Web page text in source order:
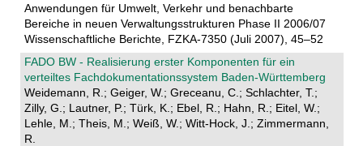
Anwendungen für Umwelt, Verkehr und benachbarte
Bereiche in neuen Verwaltungsstrukturen Phase II 2006/07
Wissenschaftliche Berichte, FZKA-7350 (Juli 2007), 45–52
FADO BW - Realisierung erster Komponenten für ein
verteiltes Fachdokumentationssystem Baden-Württemberg
Weidemann, R.; Geiger, W.; Greceanu, C.; Schlachter, T.;
Zilly, G.; Lautner, P.; Türk, K.; Ebel, R.; Hahn, R.; Eitel, W.;
Lehle, M.; Theis, M.; Weiß, W.; Witt-Hock, J.; Zimmermann,
R.